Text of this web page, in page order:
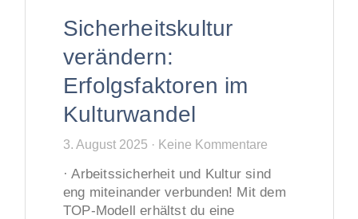
Sicherheitskultur
verändern:
Erfolgsfaktoren im
Kulturwandel
3. August 2025 Keine Kommentare
· Arbeitssicherheit und Kultur sind
eng miteinander verbunden! Mit dem
TOP-Modell erhältst du eine